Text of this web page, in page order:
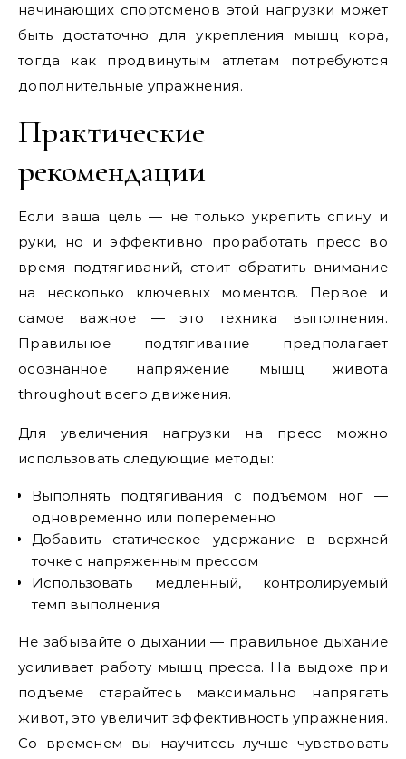
начинающих спортсменов этой нагрузки может
быть достаточно для укрепления мышц кора,
тогда как продвинутым атлетам потребуются
дополнительные упражнения.
Практические
рекомендации
Если ваша цель — не только укрепить спину и
руки, но и эффективно проработать пресс во
время подтягиваний, стоит обратить внимание
на несколько ключевых моментов. Первое и
самое важное — это техника выполнения.
Правильное подтягивание предполагает
осознанное напряжение мышц живота
throughout всего движения.
Для увеличения нагрузки на пресс можно
использовать следующие методы:
Выполнять подтягивания с подъемом ног —
одновременно или попеременно
Добавить статическое удержание в верхней
точке с напряженным прессом
Использовать медленный, контролируемый
темп выполнения
Не забывайте о дыхании — правильное дыхание
усиливает работу мышц пресса. На выдохе при
подъеме старайтесь максимально напрягать
живот, это увеличит эффективность упражнения.
Со временем вы научитесь лучше чувствовать